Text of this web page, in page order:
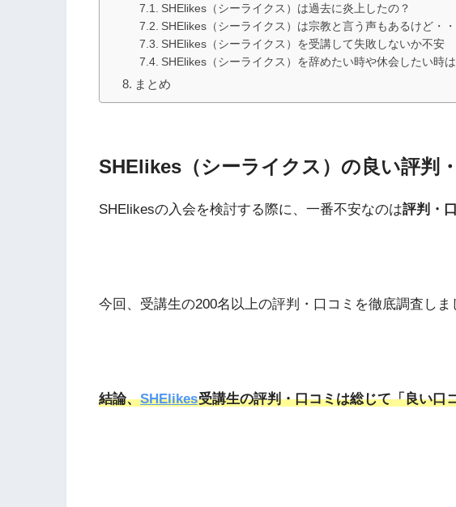
SHElikes（シーライクス）は過去に炎上したの？
SHElikes（シーライクス）は宗教と言う声もあるけど・・
SHElikes（シーライクス）を受講して失敗しないか不安
SHElikes（シーライクス）を辞めたい時や休会したい時
まとめ
SHElikes（シーライクス）の良い評判
SHElikesの入会を検討する際に、一番不安なのは評判・
今回、受講生の200名以上の評判・口コミを徹底調査しま
結論、SHElikes受講生の評判・口コミは総じて「良い口